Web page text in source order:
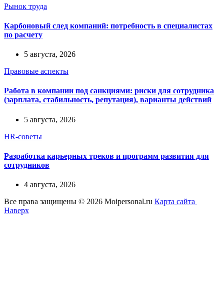
Рынок труда
Карбоновый след компаний: потребность в специалистах
по расчету
5 августа, 2026
Правовые аспекты
Работа в компании под санкциями: риски для сотрудника
(зарплата, стабильность, репутация), варианты действий
5 августа, 2026
HR-советы
Разработка карьерных треков и программ развития для
сотрудников
4 августа, 2026
Все права защищены © 2026 Moipersonal.ru Карта сайта
Наверх